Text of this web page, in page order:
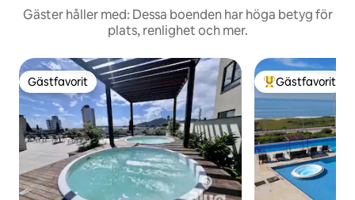
Gäster håller med: Dessa boenden har höga betyg för
plats, renlighet och mer.
Gästfavorit
Gästfavorit Populär
Gästfavorit